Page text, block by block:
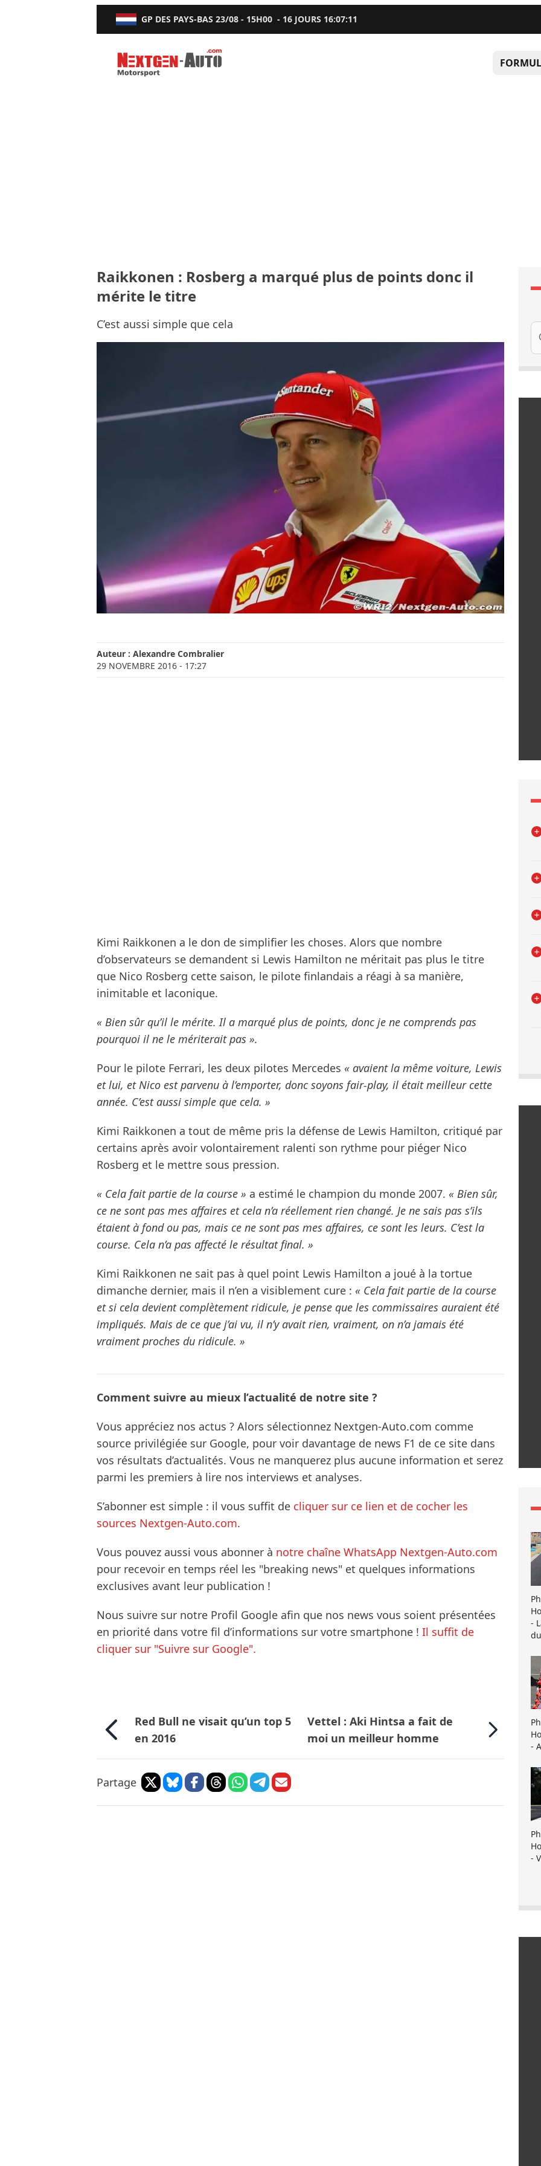
GP DES PAYS-BAS 23/08 - 15H00 - 16 JOURS 16:07:10
Nextgen-Auto.com
Raikkonen : Rosberg a marqué plus de points donc il
mérite le titre
C’est aussi simple que cela
Auteur : Alexandre Combralier
29 NOVEMBRE 2016 - 17:27
Kimi Raikkonen a le don de simplifier les choses. Alors que nombre
d’observateurs se demandent si Lewis Hamilton ne méritait pas plus le titre
que Nico Rosberg cette saison, le pilote finlandais a réagi à sa manière,
inimitable et laconique.
« Bien sûr qu’il le mérite. Il a marqué plus de points, donc je ne comprends pas
pourquoi il ne le mériterait pas ».
Pour le pilote Ferrari, les deux pilotes Mercedes « avaient la même voiture, Lewis
et lui, et Nico est parvenu à l’emporter, donc soyons fair-play, il était meilleur cette
année. C’est aussi simple que cela. »
Kimi Raikkonen a tout de même pris la défense de Lewis Hamilton, critiqué par
certains après avoir volontairement ralenti son rythme pour piéger Nico
Rosberg et le mettre sous pression.
« Cela fait partie de la course » a estimé le champion du monde 2007. « Bien sûr,
ce ne sont pas mes affaires et cela n’a réellement rien changé. Je ne sais pas s’ils
étaient à fond ou pas, mais ce ne sont pas mes affaires, ce sont les leurs. C’est la
course. Cela n’a pas affecté le résultat final. »
Kimi Raikkonen ne sait pas à quel point Lewis Hamilton a joué à la tortue
dimanche dernier, mais il n’en a visiblement cure : « Cela fait partie de la course
et si cela devient complètement ridicule, je pense que les commissaires auraient été
impliqués. Mais de ce que j’ai vu, il n’y avait rien, vraiment, on n’a jamais été
vraiment proches du ridicule. »
Comment suivre au mieux l’actualité de notre site ?
Vous appréciez nos actus ? Alors sélectionnez Nextgen-Auto.com comme
source privilégiée sur Google, pour voir davantage de news F1 de ce site dans
vos résultats d’actualités. Vous ne manquerez plus aucune information et serez
parmi les premiers à lire nos interviews et analyses.
S’abonner est simple : il vous suffit de cliquer sur ce lien et de cocher les
sources Nextgen-Auto.com.
Vous pouvez aussi vous abonner à notre chaîne WhatsApp Nextgen-Auto.com
pour recevoir en temps réel les "breaking news" et quelques informations
exclusives avant leur publication !
Nous suivre sur notre Profil Google afin que nos news vous soient présentées
en priorité dans votre fil d’informations sur votre smartphone ! Il suffit de
cliquer sur "Suivre sur Google".
Red Bull ne visait qu’un top 5
en 2016
Vettel : Aki Hintsa a fait de
moi un meilleur homme
Partage
-
-
-